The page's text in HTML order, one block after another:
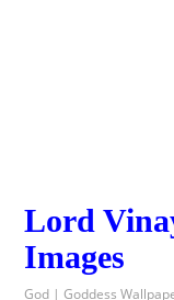
Lord
Images
God | Goddess